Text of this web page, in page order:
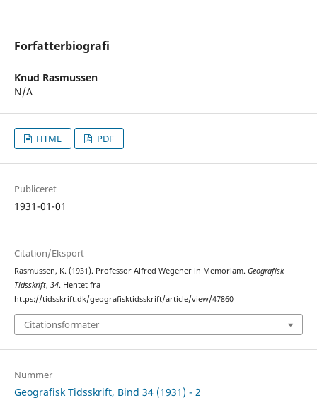
Forfatterbiografi
Knud Rasmussen
N/A
HTML PDF
Publiceret
1931-01-01
Citation/Eksport
Rasmussen, K. (1931). Professor Alfred Wegener in Memoriam. Geografisk
Tidsskrift, 34. Hentet fra
https://tidsskrift.dk/geografisktidsskrift/article/view/47860
Citationsformater
Nummer
Geografisk Tidsskrift, Bind 34 (1931) - 2